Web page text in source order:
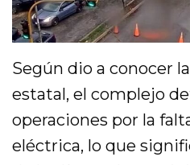
Según dio a conocer
estatal, el complejo
operaciones por la
eléctrica, lo que